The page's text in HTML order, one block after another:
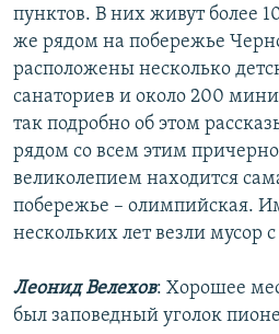
пунктов. В них живут более
же рядом на побережье
расположены несколько
санаториев и около 200
так подробно об этом
рядом со всем этим
великолепием находится
побережье – олимпийская.
нескольких лет везли мусор
Леонид Велехов: Хорошее
был заповедный уголок